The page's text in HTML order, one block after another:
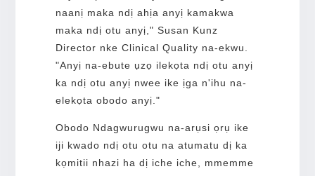
naanị maka ndị ahịa anyị kamakwa
maka ndị otu anyị," Susan Kunz
Director nke Clinical Quality na-ekwu.
"Anyị na-ebute ụzọ ilekọta ndị otu anyị
ka ndị otu anyị nwee ike ịga n'ihu na-
elekọta obodo anyị."
Obodo Ndagwurugwu na-arụsi ọrụ ike
iji kwado ndị otu otu na atumatu dị ka
kọmitii nhazi ha dị iche iche, mmemme